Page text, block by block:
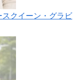
クイーン・グラビ